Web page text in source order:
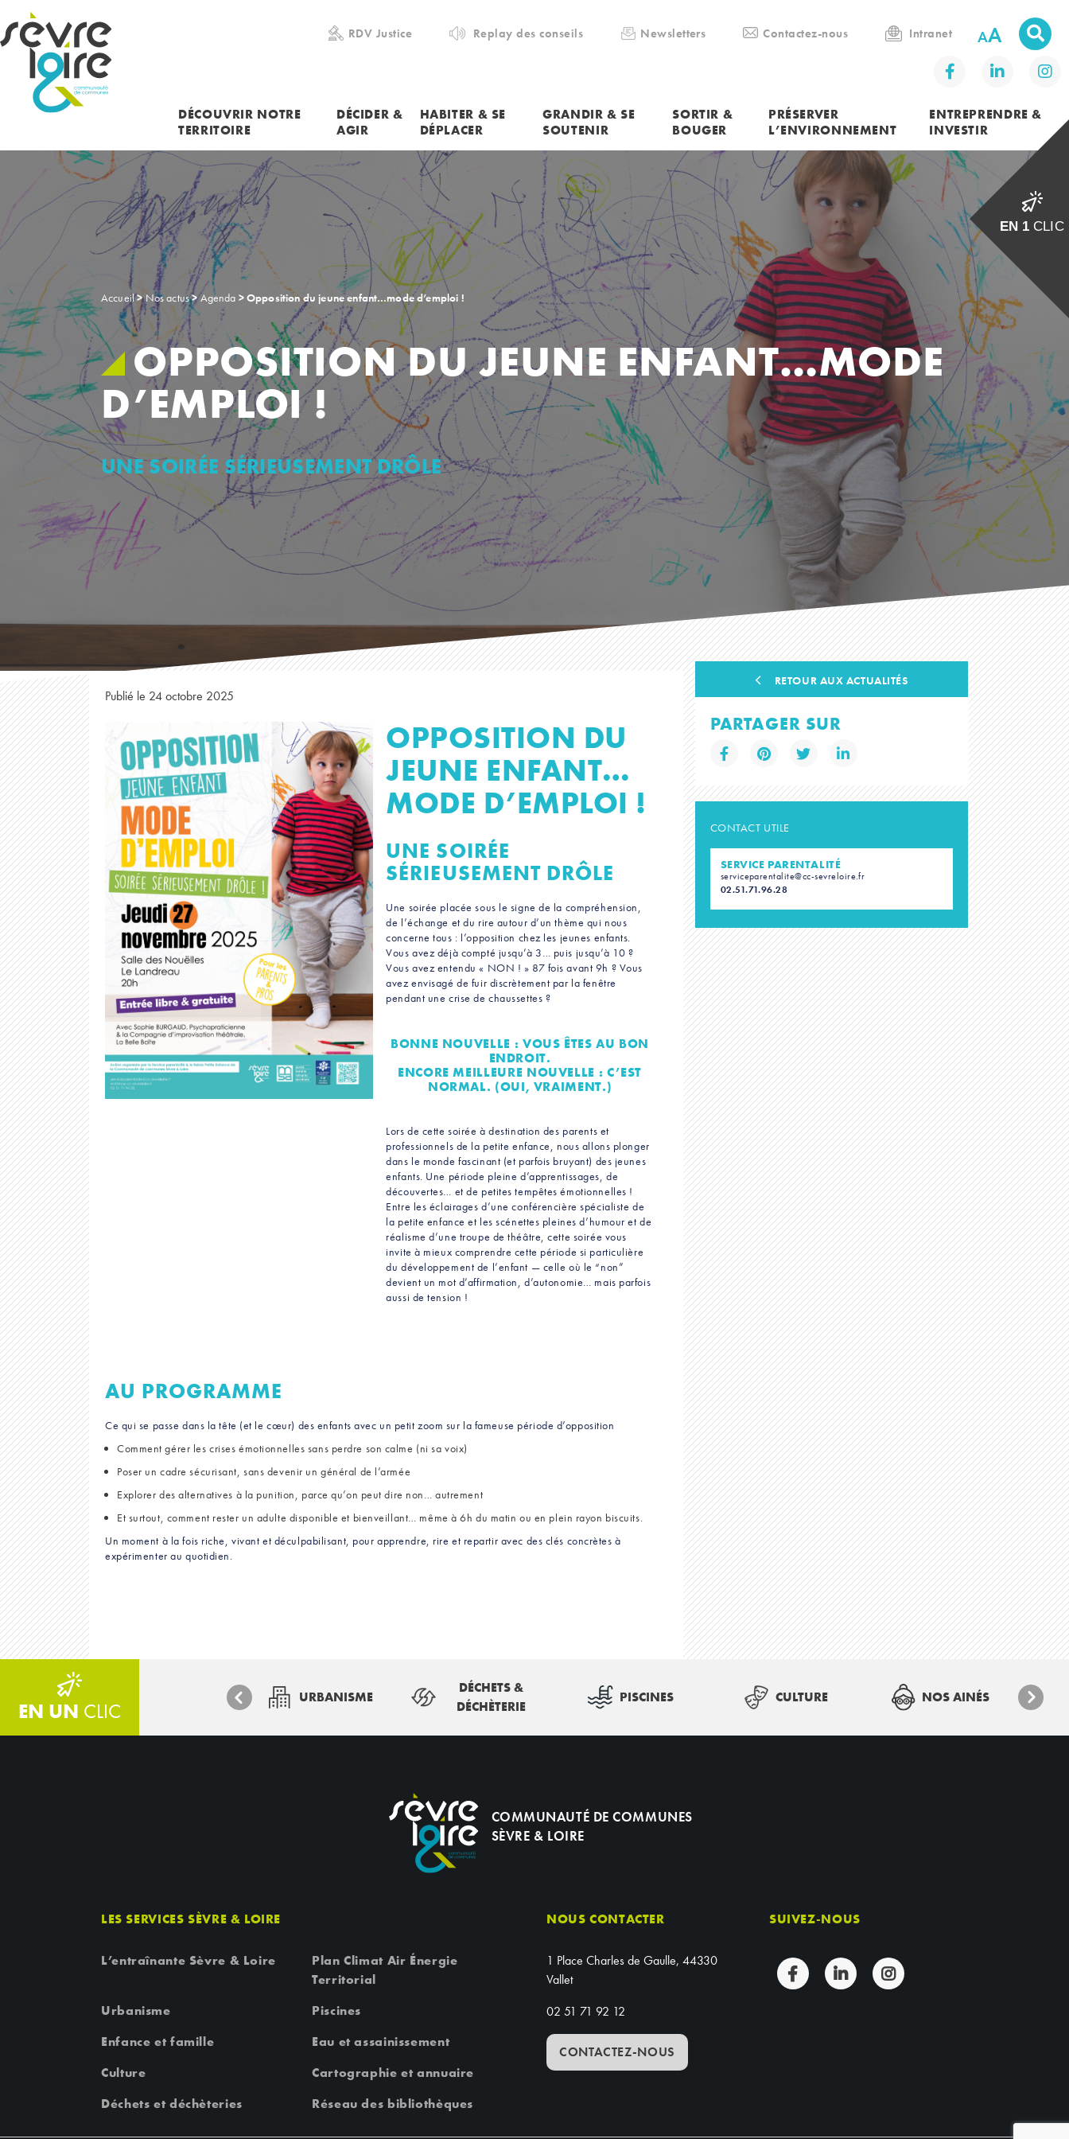
RECHERCHER UNE INFORMATION RDV Justice Replay des conseils Newsletters Contactez-nous Intranet A
DÉCOUVRIR NOTRE
TERRITOIRE
DÉCIDER &
AGIR
HABITER & SE
DÉPLACER
GRANDIR & SE
SOUTENIR
SORTIR &
BOUGER
PRÉSERVER
L’ENVIRONNEMENT
ENTREPRENDRE &
INVESTIR
Accueil>Nos actus>Agenda >Opposition du jeune enfant…mode d’emploi !
OPPOSITION DU JEUNE ENFANT…MODE
D’EMPLOI !
UNE SOIRÉE SÉRIEUSEMENT DRÔLE
Publié le 24 octobre 2025
OPPOSITION DU
JEUNE ENFANT…
MODE D’EMPLOI !
UNE SOIRÉE
SÉRIEUSEMENT DRÔLE
Une soirée placée sous le signe de la compréhension,
de l’échange et du rire autour d’un thème qui nous
concerne tous : l’opposition chez les jeunes enfants.
Vous avez déjà compté jusqu’à 3… puis jusqu’à 10 ?
Vous avez entendu « NON ! » 87 fois avant 9h ? Vous
avez envisagé de fuir discrètement par la fenêtre
pendant une crise de chaussettes ?
BONNE NOUVELLE : VOUS ÊTES AU BON
ENDROIT.
ENCORE MEILLEURE NOUVELLE : C’EST
NORMAL. (OUI, VRAIMENT.)
Lors de cette soirée à destination des parents et
professionnels de la petite enfance, nous allons plonger
dans le monde fascinant (et parfois bruyant) des jeunes
enfants. Une période pleine d’apprentissages, de
découvertes… et de petites tempêtes émotionnelles !
Entre les éclairages d’une conférencière spécialiste de
la petite enfance et les scénettes pleines d’humour et de
réalisme d’une troupe de théâtre, cette soirée vous
invite à mieux comprendre cette période si particulière
du développement de l’enfant — celle où le “non”
devient un mot d’affirmation, d’autonomie… mais parfois
aussi de tension !
AU PROGRAMME
Ce qui se passe dans la tête (et le cœur) des enfants avec un petit zoom sur la fameuse période d’opposition
Comment gérer les crises émotionnelles sans perdre son calme (ni sa voix)
Poser un cadre sécurisant, sans devenir un général de l’armée
Explorer des alternatives à la punition, parce qu’on peut dire non… autrement
Et surtout, comment rester un adulte disponible et bienveillant… même à 6h du matin ou en plein rayon biscuits.
Un moment à la fois riche, vivant et déculpabilisant, pour apprendre, rire et repartir avec des clés concrètes à
expérimenter au quotidien.
RETOUR AUX ACTUALITÉS
PARTAGER SUR
CONTACT UTILE
SERVICE PARENTALITÉ
serviceparentalite@cc-sevreloire.fr
02.51.71.96.28
EN UN CLIC
URBANISME
DÉCHETS &
DÉCHÈTERIE
PISCINES CULTURE NOS AINÉS
COMMUNAUTÉ DE COMMUNES
SÈVRE & LOIRE
LES SERVICES SÈVRE & LOIRE
L’entraînante Sèvre & Loire
Plan Climat Air Énergie
Territorial
Urbanisme
Piscines
Enfance et famille
Eau et assainissement
Culture
Cartographie et annuaire
Déchets et déchèteries
Réseau des bibliothèques
NOUS CONTACTER
1 Place Charles de Gaulle, 44330
Vallet
02 51 71 92 12
CONTACTEZ-NOUS
SUIVEZ-NOUS